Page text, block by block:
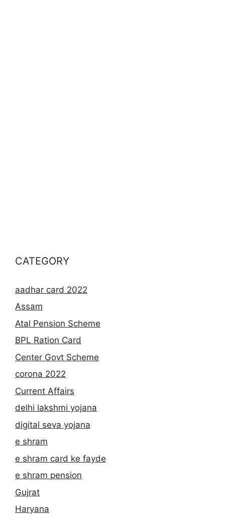
CATEGORY
aadhar card 2022
Assam
Atal Pension Scheme
BPL Ration Card
Center Govt Scheme
corona 2022
Current Affairs
delhi lakshmi yojana
digital seva yojana
e shram
e shram card ke fayde
e shram pension
Gujrat
Haryana